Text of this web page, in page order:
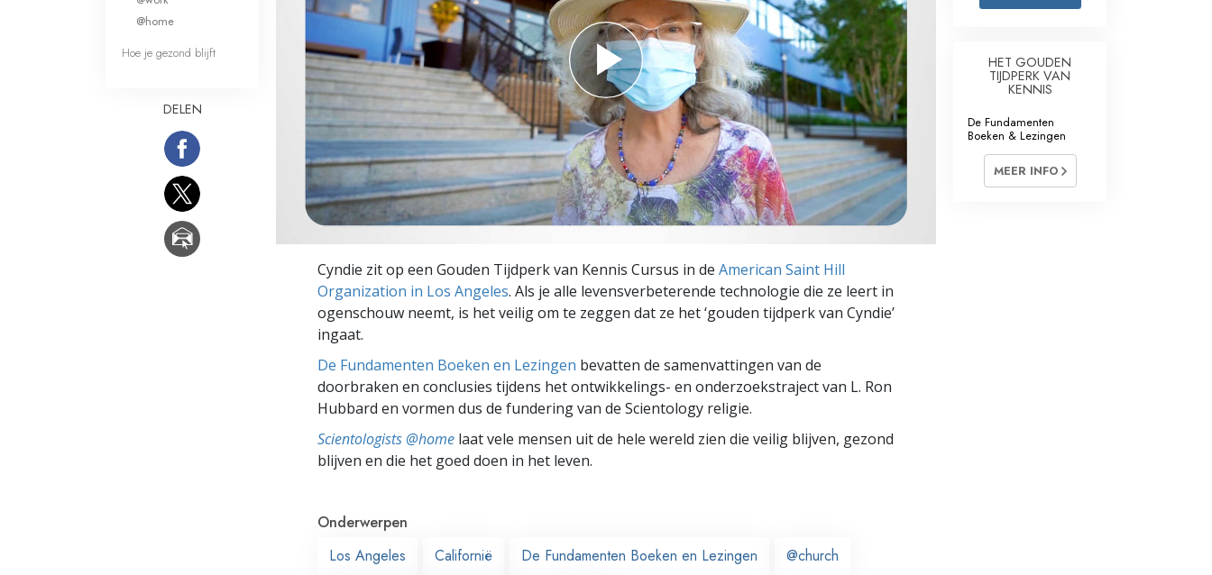
Wat is Grootheid?
Oplossingen voor het Drugsprobleem
Kinderen
Hulpmiddelen bij het Dagelijks Werk
Ethiek en de Condities
De Oorzaak van Onderdrukking
Feitenonderzoek
De Grondbeginselen van Organiseren
De Grondslagen van Public Relations
Taakstellingen en Doelen
Communicatie
Cyndie zit op een Gouden Tijdperk van Kennis Cursus in de American Saint Hill
Organization in Los Angeles. Als je alle levensverbeterende technologie die ze leert in
ogenschouw neemt, is het veilig om te zeggen dat ze het ‘gouden tijdperk van Cyndie’
ingaat.
De Fundamenten Boeken en Lezingen bevatten de samenvattingen van de
doorbraken en conclusies tijdens het ontwikkelings- en onderzoekstraject van L. Ron
Hubbard en vormen dus de fundering van de Scientology religie.
Scientologists @home laat vele mensen uit de hele wereld zien die veilig blijven, gezond
blijven en die het goed doen in het leven.
Onderwerpen
Los Angeles
Californië De Fundamenten Boeken en Lezingen @church
@home
Hoe je gezond blijft
DELEN
HET GOUDEN
TIJDPERK VAN
KENNIS
De Fundamenten
Boeken & Lezingen
MEER INFO